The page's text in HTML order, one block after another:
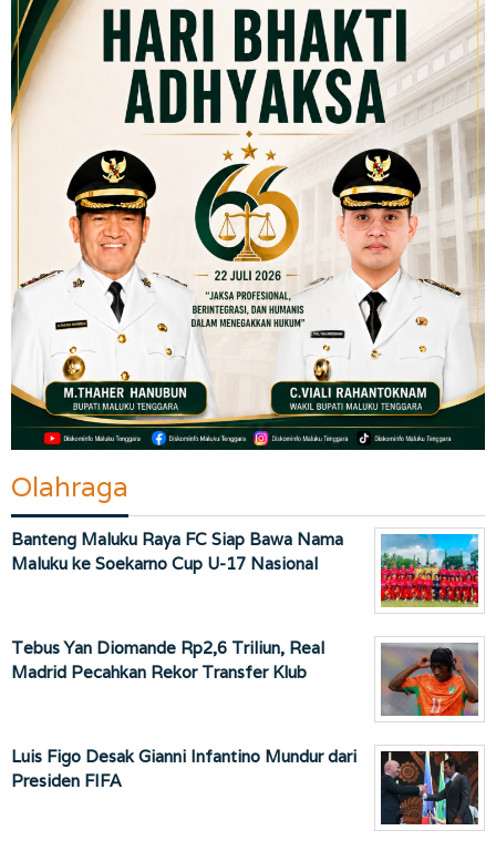
Olahraga
Banteng Maluku Raya FC Siap Bawa Nama
Maluku ke Soekarno Cup U-17 Nasional
Tebus Yan Diomande Rp2,6 Triliun, Real
Madrid Pecahkan Rekor Transfer Klub
Luis Figo Desak Gianni Infantino Mundur dari
Presiden FIFA